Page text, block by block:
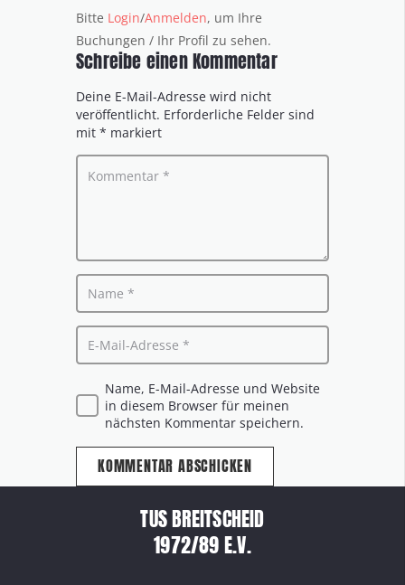
Bitte Login/Anmelden, um Ihre
Buchungen / Ihr Profil zu sehen.
Schreibe einen Kommentar
Deine E-Mail-Adresse wird nicht
veröffentlicht. Erforderliche Felder sind
mit * markiert
Name, E-Mail-Adresse und Website
in diesem Browser für meinen
nächsten Kommentar speichern.
KOMMENTAR ABSCHICKEN
TUS BREITSCHEID
1972/89 E.V.